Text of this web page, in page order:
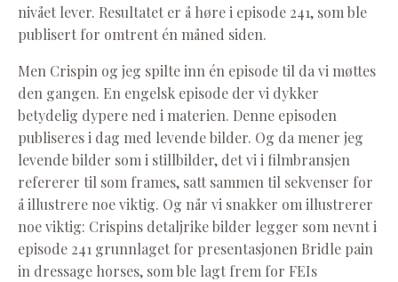
nivået lever. Resultatet er å høre i episode 241, som ble
publisert for omtrent én måned siden.
Men Crispin og jeg spilte inn én episode til da vi møttes
den gangen. En engelsk episode der vi dykker
betydelig dypere ned i materien. Denne episoden
publiseres i dag med levende bilder. Og da mener jeg
levende bilder som i stillbilder, det vi i filmbransjen
refererer til som frames, satt sammen til sekvenser for
å illustrere noe viktig. Og når vi snakker om illustrerer
noe viktig: Crispins detaljrike bilder legger som nevnt i
episode 241 grunnlaget for presentasjonen Bridle pain
in dressage horses, som ble lagt frem for FEIs